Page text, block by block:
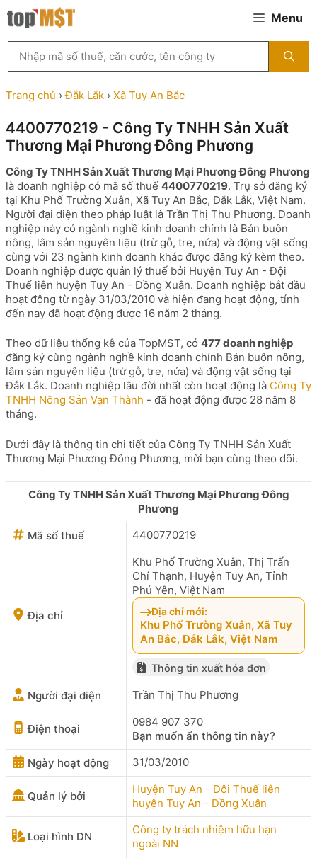
Chuyển
đến
Menu
kiếm
MST
theo
tên
ty,
người
diện
hoặc
mã
số
thuế
...
Trang chủ ›Đắk Lắk › Xã Tuy An Bắc
4400770219 - Công Ty TNHH Sản Xuất
Thương Mại Phương Đông Phương
Công Ty TNHH Sản Xuất Thương Mại Phương Đông Phương
là doanh nghiệp có mã số thuế 4400770219. Trụ sở đăng ký
tại Khu Phố Trường Xuân, Xã Tuy An Bắc, Đắk Lắk, Việt Nam.
Người đại diện theo pháp luật là Trần Thị Thu Phương. Doanh
nghiệp này có ngành nghề kinh doanh chính là Bán buôn
nông, lâm sản nguyên liệu (trừ gỗ, tre, nứa) và động vật sống
cùng với 23 ngành kinh doanh khác được đăng ký kèm theo.
Doanh nghiệp được quản lý thuế bởi Huyện Tuy An - Đội
Thuế liên huyện Tuy An - Đồng Xuân. Doanh nghiệp bắt đầu
hoạt động từ ngày 31/03/2010 và hiện đang hoạt động, tính
đến nay đã hoạt động được 16 năm 2 tháng.
Theo dữ liệu thống kê của TopMST, có 477 doanh nghiệp
đăng ký cùng ngành nghề kinh doanh chính Bán buôn nông,
lâm sản nguyên liệu (trừ gỗ, tre, nứa) và động vật sống tại
Đắk Lắk. Doanh nghiệp lâu đời nhất còn hoạt động là Công Ty
TNHH Nông Sản Vạn Thành - đã hoạt động được 28 năm 8
tháng.
Dưới đây là thông tin chi tiết của Công Ty TNHH Sản Xuất
Thương Mại Phương Đông Phương, mời bạn cùng theo dõi.
Công Ty TNHH Sản Xuất Thương Mại Phương Đông
Phương
Mã số thuế
4400770219
Địa chỉ
Khu Phố Trường Xuân, Thị Trấn
Chí Thạnh, Huyện Tuy An, Tỉnh
Phú Yên, Việt Nam
Địa chỉ mới:
Khu Phố Trường Xuân, Xã Tuy
An Bắc, Đắk Lắk, Việt Nam
Thông tin xuất hóa đơn
Người đại diện Trần Thị Thu Phương
Điện thoại
0984 907 370
Bạn muốn ẩn thông tin này?
Ngày hoạt động
31/03/2010
Quản lý bởi
Huyện Tuy An - Đội Thuế liên
huyện Tuy An - Đồng Xuân
Loại hình DN
Công ty trách nhiệm hữu hạn
ngoài NN